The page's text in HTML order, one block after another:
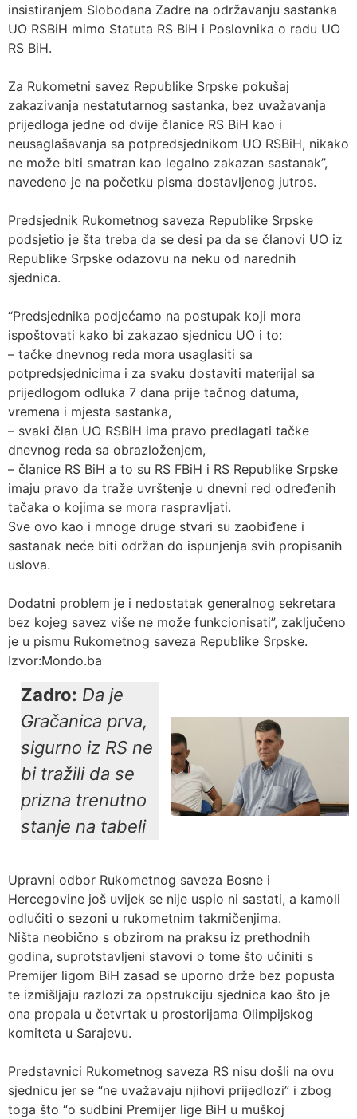
insistiranjem Slobodana Zadre na održavanju sastanka
UO RSBiH mimo Statuta RS BiH i Poslovnika o radu UO
RS BiH.
Za Rukometni savez Republike Srpske pokušaj
zakazivanja nestatutarnog sastanka, bez uvažavanja
prijedloga jedne od dvije članice RS BiH kao i
neusaglašavanja sa potpredsjednikom UO RSBiH, nikako
ne može biti smatran kao legalno zakazan sastanak”,
navedeno je na početku pisma dostavljenog jutros.
Predsjednik Rukometnog saveza Republike Srpske
podsjetio je šta treba da se desi pa da se članovi UO iz
Republike Srpske odazovu na neku od narednih
sjednica.
“Predsjednika podjećamo na postupak koji mora
ispoštovati kako bi zakazao sjednicu UO i to:
– tačke dnevnog reda mora usaglasiti sa
potpredsjednicima i za svaku dostaviti materijal sa
prijedlogom odluka 7 dana prije tačnog datuma,
vremena i mjesta sastanka,
– svaki član UO RSBiH ima pravo predlagati tačke
dnevnog reda sa obrazloženjem,
– članice RS BiH a to su RS FBiH i RS Republike Srpske
imaju pravo da traže uvrštenje u dnevni red određenih
tačaka o kojima se mora raspravljati.
Sve ovo kao i mnoge druge stvari su zaobiđene i
sastanak neće biti održan do ispunjenja svih propisanih
uslova.
Dodatni problem je i nedostatak generalnog sekretara
bez kojeg savez više ne može funkcionisati”, zaključeno
je u pismu Rukometnog saveza Republike Srpske.
Izvor:Mondo.ba
Zadro: Da je
Gračanica prva,
sigurno iz RS ne
bi tražili da se
prizna trenutno
stanje na tabeli
Upravni odbor Rukometnog saveza Bosne i
Hercegovine još uvijek se nije uspio ni sastati, a kamoli
odlučiti o sezoni u rukometnim takmičenjima.
Ništa neobično s obzirom na praksu iz prethodnih
godina, suprotstavljeni stavovi o tome što učiniti s
Premijer ligom BiH zasad se uporno drže bez popusta
te izmišljaju razlozi za opstrukciju sjednica kao što je
ona propala u četvrtak u prostorijama Olimpijskog
komiteta u Sarajevu.
Predstavnici Rukometnog saveza RS nisu došli na ovu
sjednicu jer se “ne uvažavaju njihovi prijedlozi” i zbog
toga što “o sudbini Premijer lige BiH u muškoj